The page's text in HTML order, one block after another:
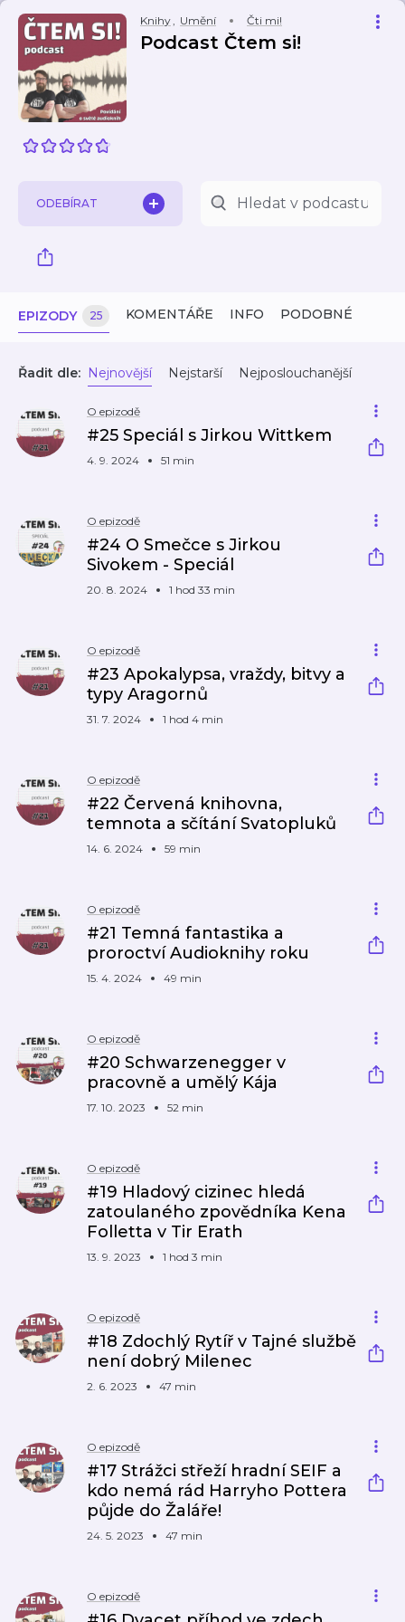
Knihy, Umění Čti mi!
Podcast Čtem si!
ODEBÍRAT
EPIZODY 25 KOMENTÁŘE INFO PODOBNÉ
Řadit dle: Nejnovější Nejstarší Nejposlouchanější
O epizodě
#25 Speciál s Jirkou Wittkem
4. 9. 2024 51 min
O epizodě
#24 O Smečce s Jirkou
Sivokem - Speciál
20. 8. 2024 1 hod 33 min
O epizodě
#23 Apokalypsa, vraždy, bitvy a
typy Aragornů
31. 7. 2024 1 hod 4 min
O epizodě
#22 Červená knihovna,
temnota a sčítání Svatopluků
14. 6. 2024 59 min
O epizodě
#21 Temná fantastika a
proroctví Audioknihy roku
15. 4. 2024 49 min
O epizodě
#20 Schwarzenegger v
pracovně a umělý Kája
17. 10. 2023 52 min
O epizodě
#19 Hladový cizinec hledá
zatoulaného zpovědníka Kena
Folletta v Tir Erath
13. 9. 2023 1 hod 3 min
O epizodě
#18 Zdochlý Rytíř v Tajné službě
není dobrý Milenec
2. 6. 2023 47 min
O epizodě
#17 Strážci střeží hradní SEIF a
kdo nemá rád Harryho Pottera
půjde do Žaláře!
24. 5. 2023 47 min
O epizodě